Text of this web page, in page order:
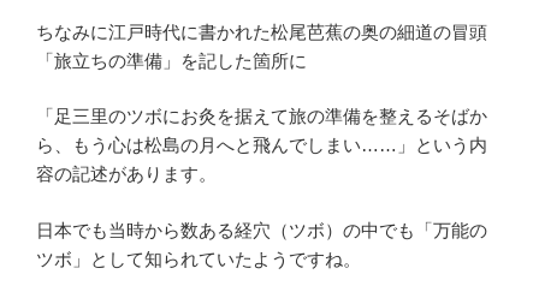
ちなみに江戸時代に書かれた松尾芭蕉の奥の細道の冒頭
「旅立ちの準備」を記した箇所に
「足三里のツボにお灸を据えて旅の準備を整えるそばか
ら、もう心は松島の月へと飛んでしまい……」という内
容の記述があります。
日本でも当時から数ある経穴（ツボ）の中でも「万能の
ツボ」として知られていたようですね。